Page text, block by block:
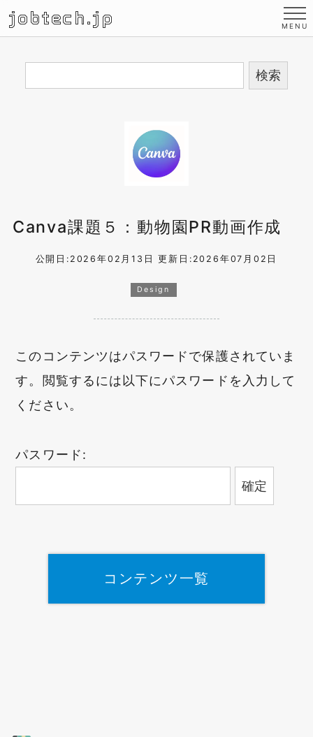
jobtech.jp
Canva課題５：動物園PR動画作成
公開日:2026年02月13日 更新日:2026年07月02日
Design
このコンテンツはパスワードで保護されていま
す。閲覧するには以下にパスワードを入力して
ください。
パスワード:
コンテンツ一覧